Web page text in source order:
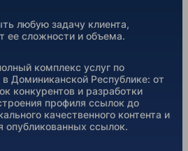
любую задачу клиента,
ее сложности и объема.
комплекс услуг по
в Доминиканской Республике: от
конкурентов и разработки
профиля ссылок до
качественного контента и
опубликованных ссылок.